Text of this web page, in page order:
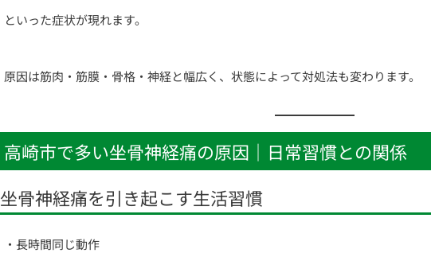
といった症状が現れます。
原因は筋肉・筋膜・骨格・神経と幅広く、状態によって対処法も変わります。
高崎市で多い坐骨神経痛の原因｜日常習慣との関係
坐骨神経痛を引き起こす生活習慣
・長時間同じ動作